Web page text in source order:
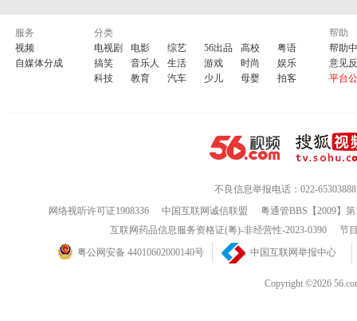
服务
视频
自媒体分成
分类
电视剧
电影 综艺 56出品 高校
粤语
搞笑
音乐人 生活 游戏 时尚
娱乐
科技
教育 汽车 少儿 母婴 拍客
帮助
帮助
意见
平台
不良信息举报电话：022-65303888
网络视听许可证1908336
中国互联网诚信联盟
粤通管BBS【2009】
互联网药品信息服务资格证(粤)-非经营性-2023-0390
节
粤公网安备 44010602000140号
中国互联网举报中心
Copyright ©2026